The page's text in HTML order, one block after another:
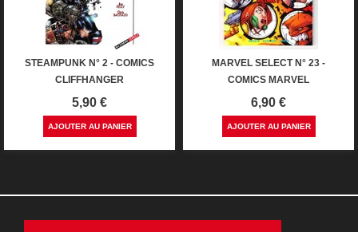
STEAMPUNK N° 2 - COMICS
CLIFFHANGER
Prix
5,90 €
AJOUTER AU PANIER
MARVEL SELECT N° 23 -
COMICS MARVEL
Prix
6,90 €
AJOUTER AU PANIER